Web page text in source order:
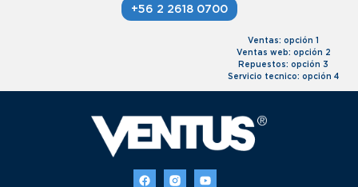
+56 2 2618 0700
Ventas: opción 1
Ventas web: opción 2
Repuestos: opción 3
Servicio tecnico: opción 4